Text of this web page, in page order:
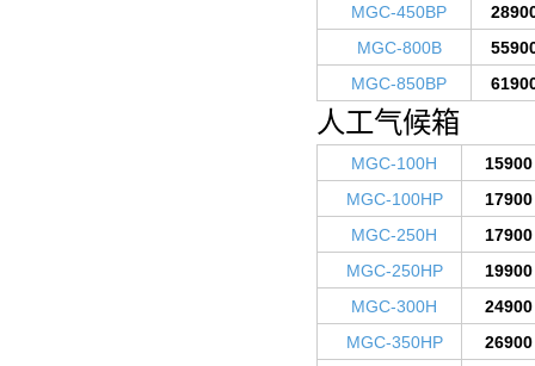
MGC-450BP
MGC-800B
MGC-850BP
人工气候箱
MGC-100H
15900
MGC-100HP
17900
MGC-250H
17900
MGC-250HP
19900
MGC-300H
24900
MGC-350HP
26900